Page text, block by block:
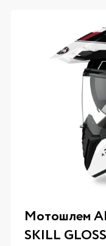
Мотошлем
SKILL GLOSS